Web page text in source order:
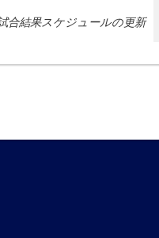
合結果スケジュールの更新